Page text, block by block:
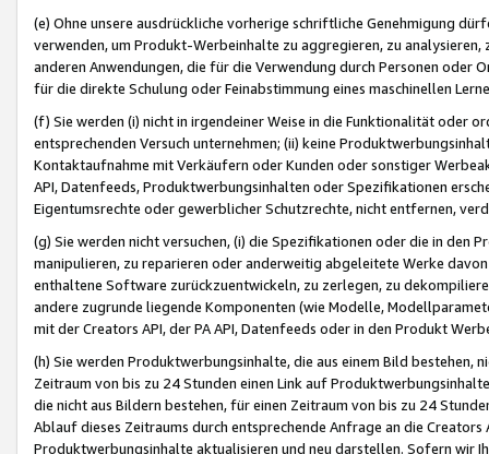
(e) Ohne unsere ausdrückliche vorherige schriftliche Genehmigung
verwenden, um Produkt-Werbeinhalte zu aggregieren, zu
anderen Anwendungen, die für die Verwendung durch Personen
für die direkte Schulung oder Feinabstimmung eines maschinellen
(f) Sie werden (i) nicht in irgendeiner Weise in die Funktionalität oder
entsprechenden Versuch unternehmen; (ii) keine
Kontaktaufnahme mit Verkäufern oder Kunden oder sonstiger
API, Datenfeeds, Produktwerbungsinhalten oder Spezifikationen
Eigentumsrechte oder gewerblicher Schutzrechte, nicht entfernen,
(g) Sie werden nicht versuchen, (i) die Spezifikationen oder die in
manipulieren, zu reparieren oder anderweitig abgeleitete Werke
enthaltene Software zurückzuentwickeln, zu zerlegen, zu
andere zugrunde liegende Komponenten (wie Modelle,
mit der Creators API, der PA API, Datenfeeds oder in den Produkt
(h) Sie werden Produktwerbungsinhalte, die aus einem Bild bestehen,
Zeitraum von bis zu 24 Stunden einen Link auf
die nicht aus Bildern bestehen, für einen Zeitraum von bis zu 24
Ablauf dieses Zeitraums durch entsprechende Anfrage an die
Produktwerbungsinhalte aktualisieren und neu darstellen. Sofern wir